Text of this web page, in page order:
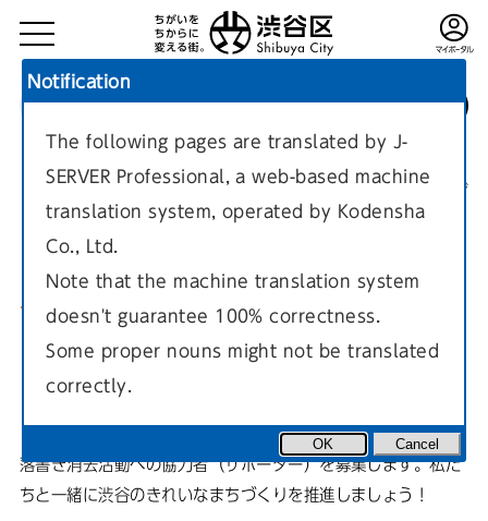
落書き対策
現在のページ
らくがき消去サポーター事業
（らくサポ）
落書き消去活動への協力者（サポーター）を募集します。私た
ちと一緒に渋谷のきれいなまちづくりを推進しましょう！
Notification
The following pages are translated by J-
SERVER Professional, a web-based machine
translation system, operated by Kodensha
Co., Ltd.
Note that the machine translation system
doesn't guarantee 100% correctness.
Some proper nouns might not be translated
correctly.
OK Cancel